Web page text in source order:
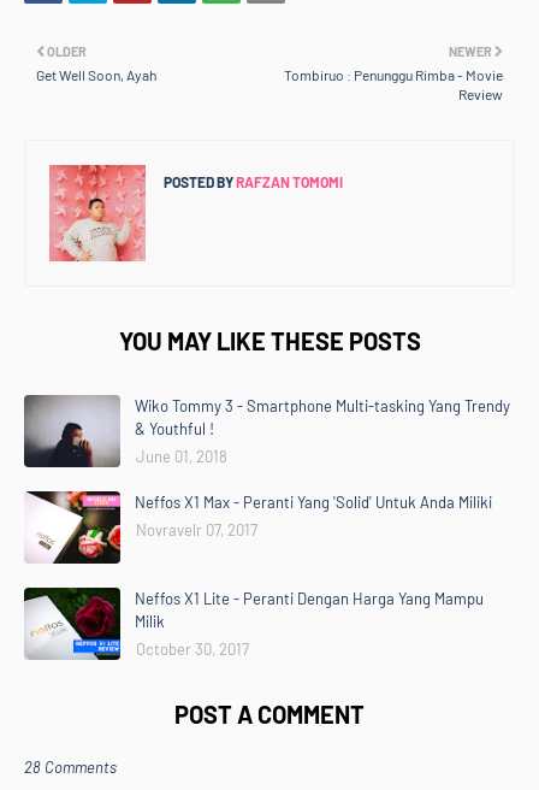
NEWER
Tombiruo : Penunggu Rimba - Movie
Review
OLDER
Get Well Soon, Ayah
POSTED BYRAFZAN TOMOMI
YOU MAY LIKE THESE POSTS
Wiko Tommy 3 - Smartphone Multi-tasking Yang Trendy
& Youthful !
June 01, 2018
Neffos X1 Max - Peranti Yang 'Solid' Untuk Anda Miliki
Novravelr 07, 2017
Neffos X1 Lite - Peranti Dengan Harga Yang Mampu
Milik
October 30, 2017
POST A COMMENT
28 Comments